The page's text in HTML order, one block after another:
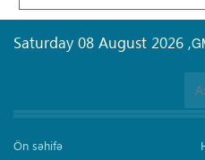
Saturday 08 August 2026 ,
Ön səhifə